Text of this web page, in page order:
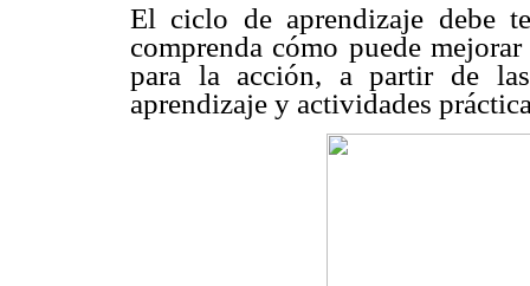
El ciclo de aprendizaje debe
comprenda cómo puede
para la acción, a partir de las
aprendizaje y actividades